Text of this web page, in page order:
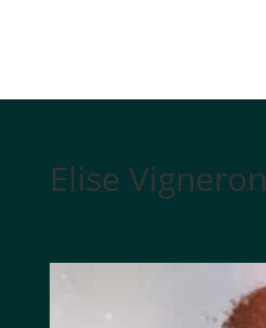
Elise Vigneron